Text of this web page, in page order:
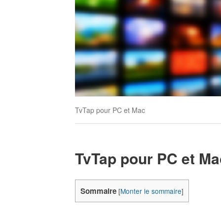
TvTap pour PC et Mac
TvTap pour PC et
Sommaire [Monter le sommaire]